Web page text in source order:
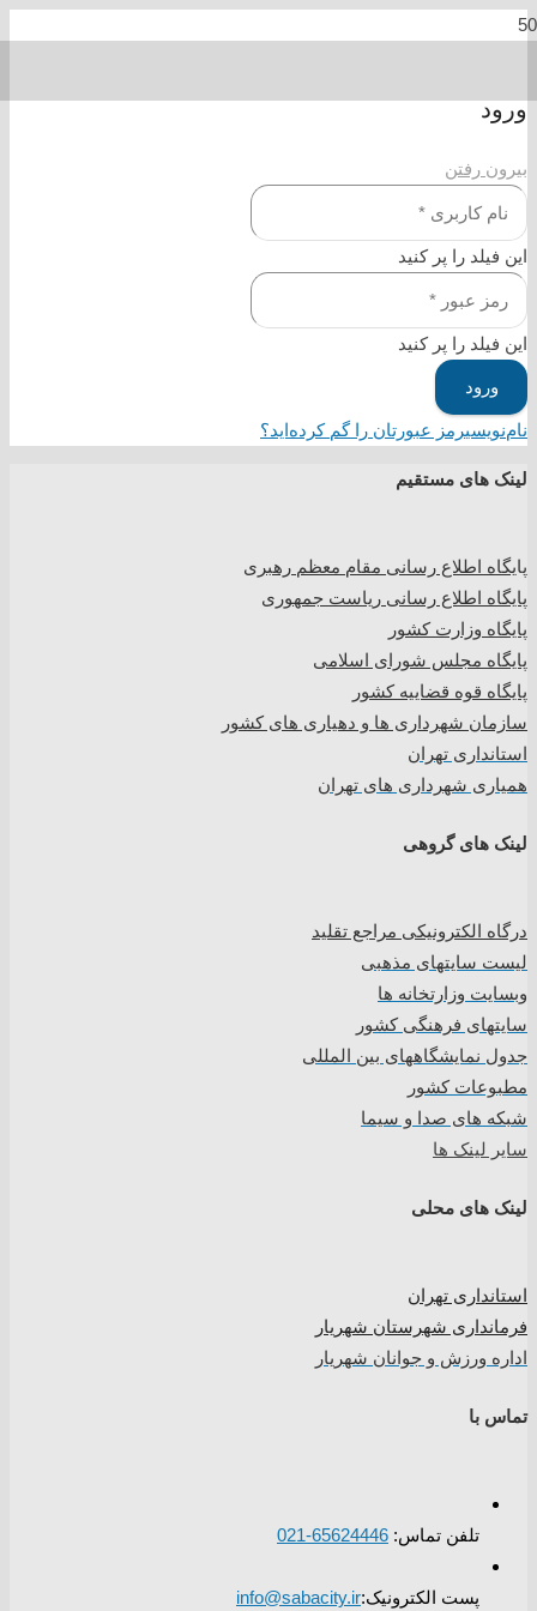
ورود
بیرون رفتن
این فیلد را پر کنید
این فیلد را پر کنید
ورود
نام‌نویسیرمز عبورتان را گم کرده‌اید؟
لینک های مستقیم
پایگاه اطلاع رسانی مقام معظم رهبری
پایگاه اطلاع رسانی ریاست جمهوری
پایگاه وزارت کشور
پایگاه مجلس شورای اسلامی
پایگاه قوه قضاییه کشور
سازمان شهرداری ها و دهیاری های کشور
استانداری تهران
همیاری شهرداری های تهران
لینک های گروهی
درگاه الکترونیکی مراجع تقلید
لیست سایتهای مذهبی
وبسایت وزارتخانه ها
سایتهای فرهنگی کشور
جدول نمایشگاههای بین المللی
مطبوعات کشور
شبکه های صدا و سیما
سایر لینک ها
لینک های محلی
استانداری تهران
فرمانداری شهرستان شهریار
اداره ورزش و جوانان شهریار
تماس با
تلفن تماس: 65624446-021
پست الکترونیک:info@sabacity.ir